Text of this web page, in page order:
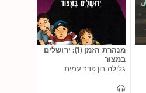
מנהרת הזמן (1): ירושלים
במצור
גלילה רון פדר עמית